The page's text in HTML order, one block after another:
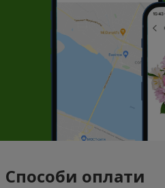
Способи оплати